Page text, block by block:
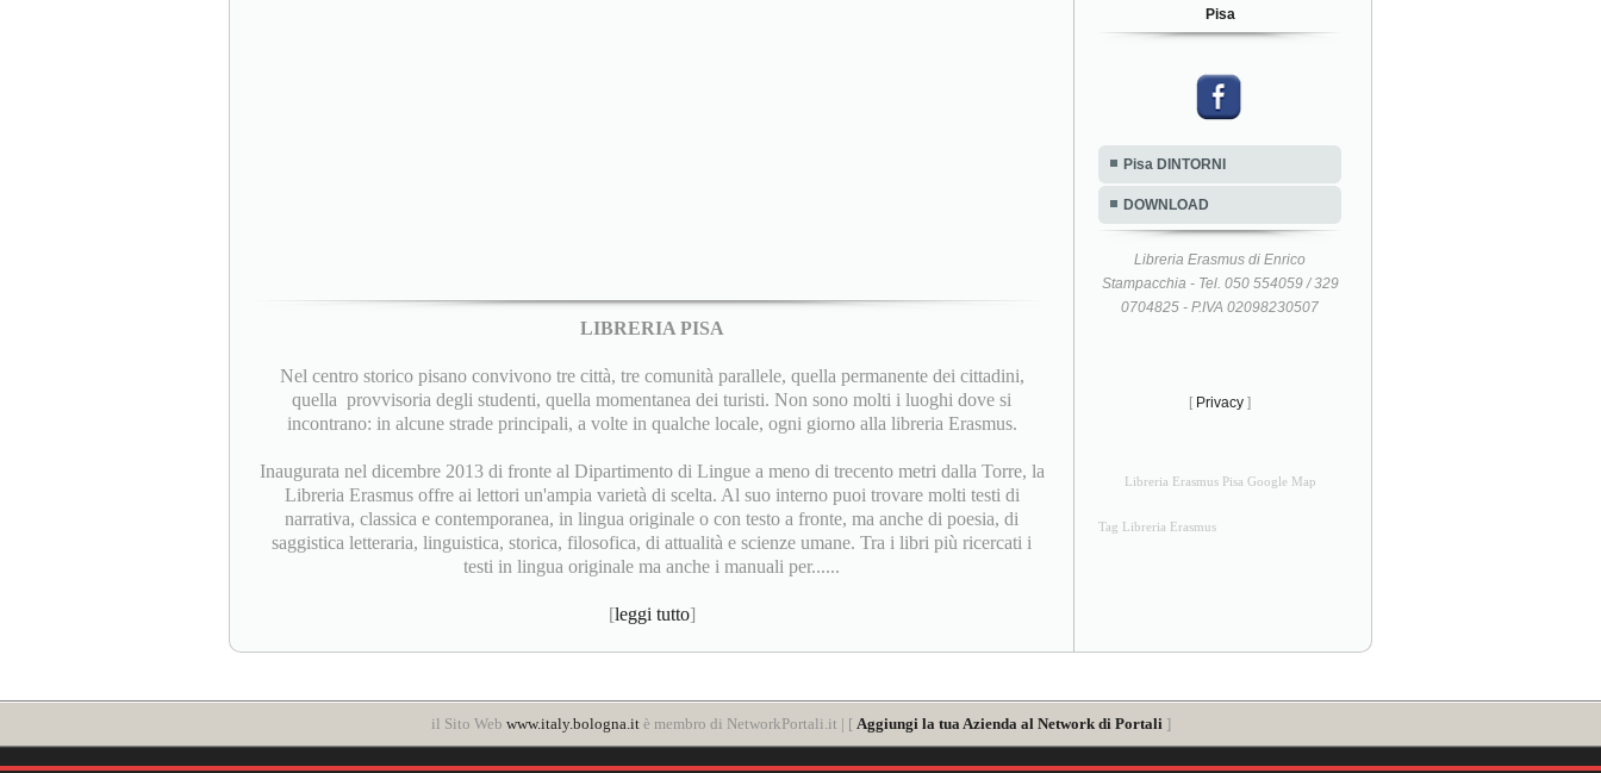
LIBRERIA PISA
Nel centro storico pisano convivono tre città, tre comunità parallele, quella permanente dei cittadini,
quella provvisoria degli studenti, quella momentanea dei turisti. Non sono molti i luoghi dove si
incontrano: in alcune strade principali, a volte in qualche locale, ogni giorno alla libreria Erasmus.
Inaugurata nel dicembre 2013 di fronte al Dipartimento di Lingue a meno di trecento metri dalla Torre, la
Libreria Erasmus offre ai lettori un'ampia varietà di scelta. Al suo interno puoi trovare molti testi di
narrativa, classica e contemporanea, in lingua originale o con testo a fronte, ma anche di poesia, di
saggistica letteraria, linguistica, storica, filosofica, di attualità e scienze umane. Tra i libri più ricercati i
testi in lingua originale ma anche i manuali per......
[leggi tutto]
Pisa
Pisa DINTORNI
DOWNLOAD
Libreria Erasmus di Enrico
Stampacchia - Tel. 050 554059 / 329
0704825 - P.IVA 02098230507
[ Privacy ]
Libreria Erasmus Pisa Google Map
Tag Libreria Erasmus
il Sito Web www.italy.bologna.itè membro di NetworkPortali.it | [ Aggiungi la tua Azienda al Network di Portali ]